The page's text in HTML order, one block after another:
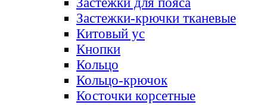
Застежки-крючки тканевые
Китовый ус
Кнопки
Кольцо
Кольцо-крючок
Косточки корсетные